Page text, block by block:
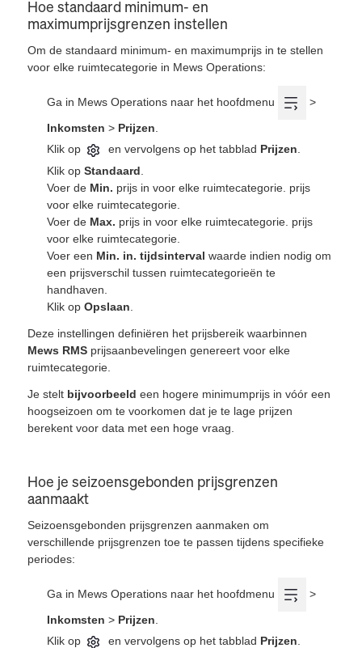
Hoe standaard minimum- en
maximumprijsgrenzen instellen
Om de standaard minimum- en maximumprijs in te stellen
voor elke ruimtecategorie in Mews Operations:
Ga in Mews Operations naar het hoofdmenu >
Inkomsten > Prijzen
Klik op
en vervolgens op het tabblad Prijzen
Klik opStandaard
Voer de Min. prijs in voor elke ruimtecategorie. prijs
voor elke ruimtecategorie.
Voer de Max. prijs in voor elke ruimtecategorie. prijs
voor elke ruimtecategorie.
Voer een Min. in. tijdsinterval waarde indien nodig om
een prijsverschil tussen ruimtecategorieën te
handhaven.
Klik opOpslaan
Deze instellingen definiëren het prijsbereik waarbinnen
Mews RMS prijsaanbevelingen genereert voor elke
ruimtecategorie.
Je stelt bijvoorbeeld een hogere minimumprijs in vóór een
hoogseizoen om te voorkomen dat je te lage prijzen
berekent voor data met een hoge vraag.
Hoe je seizoensgebonden prijsgrenzen
aanmaakt
Seizoensgebonden prijsgrenzen aanmaken om
verschillende prijsgrenzen toe te passen tijdens specifieke
periodes:
Ga in Mews Operations naar het hoofdmenu >
Inkomsten > Prijzen
Klik op
en vervolgens op het tabblad Prijzen